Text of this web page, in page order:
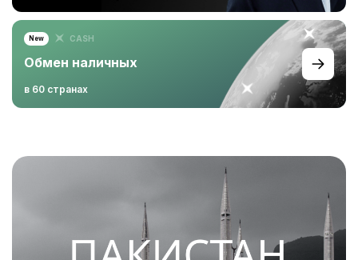
CASH
Обмен наличных
в 60 странах
New